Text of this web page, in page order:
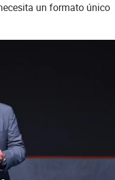
un formato único